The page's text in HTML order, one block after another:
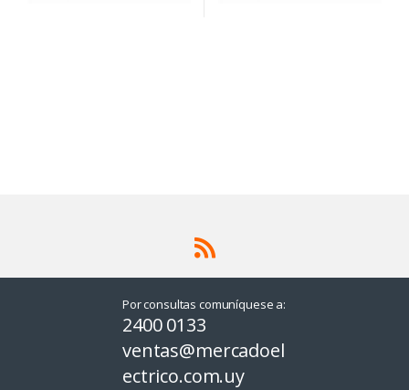
Por consultas comuníquese a:
2400 0133
ventas@mercadoel
ectrico.com.uy